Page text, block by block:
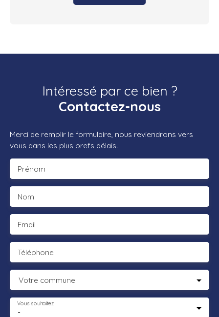
Intéressé par ce bien ?
Contactez-nous
Merci de remplir le formulaire, nous reviendrons vers
vous dans les plus brefs délais.
Prénom
Nom
Email
Téléphone
Votre commune
-
Vous souhaitez